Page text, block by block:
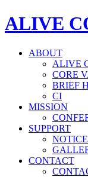
ALIVE
ABOUT
ALIVE
CORE
BRIEF
CI
MISSION
SUPPORT
NOTICE
CONTACT